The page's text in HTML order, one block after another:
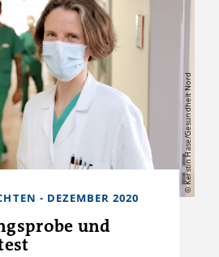
© Kerstin Hase/Gesundheit Nord
- DEZEMBER 2020
und